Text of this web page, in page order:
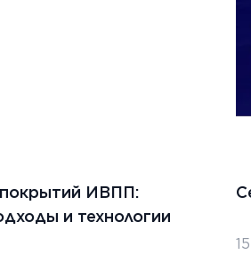
ИВПП:
и технологии